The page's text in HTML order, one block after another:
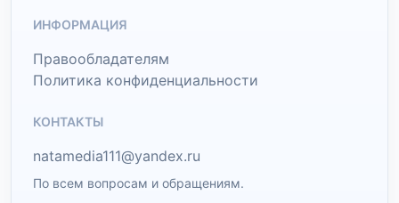
ИНФОРМАЦИЯ
Правообладателям
Политика конфиденциальности
КОНТАКТЫ
natamedia111@yandex.ru
По всем вопросам и обращениям.